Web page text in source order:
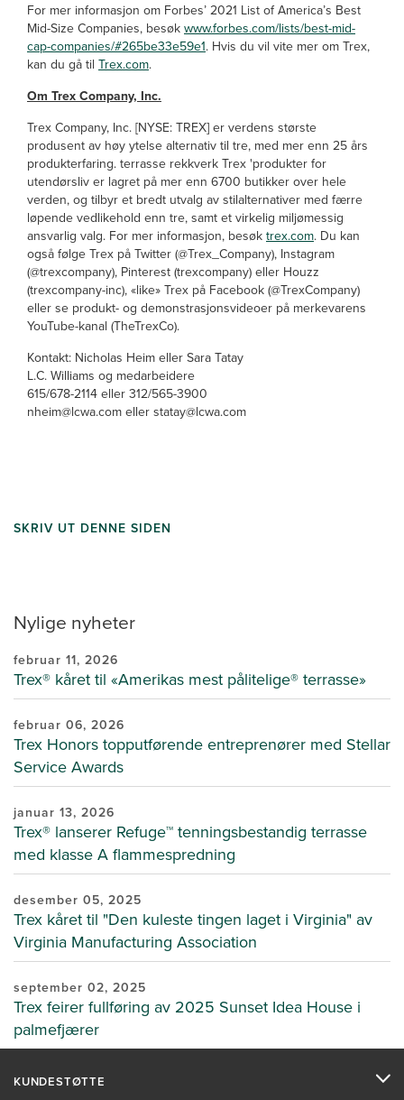
Nylige nyheter
februar 11, 2026
Trex® kåret til «Amerikas mest pålitelige® terrasse»
februar 06, 2026
Trex Honors topputførende entreprenører med Stellar
Service Awards
januar 13, 2026
Trex® lanserer Refuge™ tenningsbestandig terrasse
med klasse A flammespredning
desember 05, 2025
Trex kåret til "Den kuleste tingen laget i Virginia" av
Virginia Manufacturing Association
september 02, 2025
Trex feirer fullføring av 2025 Sunset Idea House i
palmefjærer
For mer informasjon om Forbes’ 2021 List of America’s Best
Mid-Size Companies, besøkwww.forbes.com/lists/best-mid-
cap-companies/#265be33e59e1. Hvis du vil vite mer om Trex,
kan du gå til Trex.com.
Om Trex Company, Inc.
Trex Company, Inc. [NYSE: TREX] er verdens største
produsent av høy ytelse alternativ til tre, med mer enn 25 års
produkterfaring. terrasse rekkverk Trex 'produkter for
utendørsliv er lagret på mer enn 6700 butikker over hele
verden, og tilbyr et bredt utvalg av stilalternativer med færre
løpende vedlikehold enn tre, samt et virkelig miljømessig
ansvarlig valg. For mer informasjon, besøktrex.com. Du kan
også følge Trex på Twitter (@Trex_Company), Instagram
(@trexcompany), Pinterest (trexcompany) eller Houzz
(trexcompany-inc), «like» Trex på Facebook (@TrexCompany)
eller se produkt- og demonstrasjonsvideoer på merkevarens
YouTube-kanal (TheTrexCo).
Kontakt: Nicholas Heim eller Sara Tatay
L.C. Williams og medarbeidere
615/678-2114 eller 312/565-3900
nheim@lcwa.com eller statay@lcwa.com
SKRIV UT DENNE SIDEN
KUNDESTØTTE